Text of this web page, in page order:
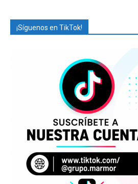
¡Síguenos en TikTok!